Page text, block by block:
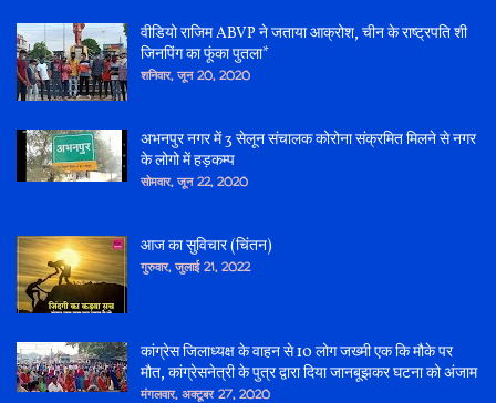
वीडियो राजिम ABVP ने जताया आक्रोश, चीन के राष्ट्रपति शी
जिनपिंग का फूंका पुतला*
शनिवार, जून 20, 2020
अभनपुर नगर में 3 सेलून संचालक कोरोना संक्रमित मिलने से नगर
के लोगो में हड़कम्प
सोमवार, जून 22, 2020
आज का सुविचार (चिंतन)
गुरुवार, जुलाई 21, 2022
कांग्रेस जिलाध्यक्ष के वाहन से 10 लोग जख्मी एक कि मौके पर
मौत, कांग्रेसनेत्री के पुत्र द्वारा दिया जानबूझकर घटना को अंजाम
मंगलवार, अक्टूबर 27, 2020